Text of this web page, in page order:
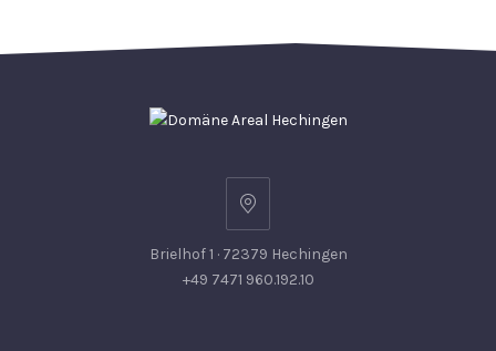
Brielhof 1 · 72379 Hechingen
+49 7471 960.192.10